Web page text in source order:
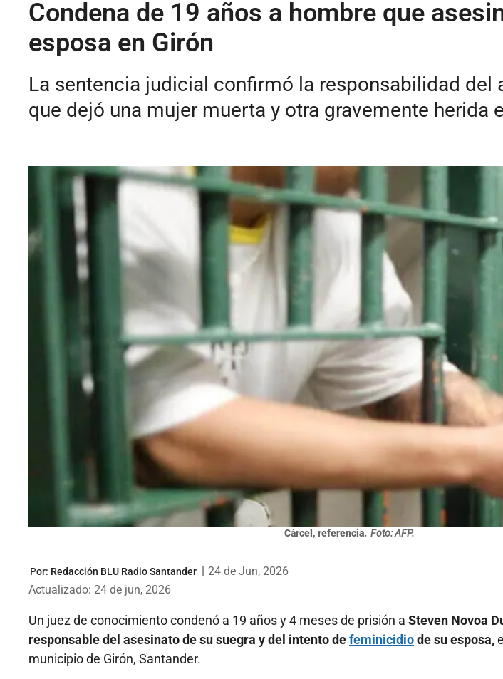
Condena de 19 años a hombre que
esposa en Girón
La sentencia judicial confirmó la responsabilidad del
que dejó una mujer muerta y otra gravemente herida
Cárcel, referencia. Foto: AFP.
Por: Redacción BLU Radio Santander | 24 de Jun, 2026
Actualizado: 24 de jun, 2026
Un juez de conocimiento condenó a 19 años y 4 meses de prisión a Steven Novoa
responsable del asesinato de su suegra y del intento defeminicidiode su esposa,
municipio de Girón, Santander.